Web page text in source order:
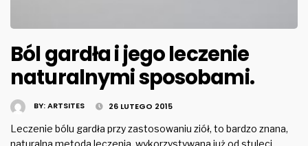
Ból gardła i jego leczenie
naturalnymi sposobami.
BY:ARTSITES 26 LUTEGO 2015
Leczenie bólu gardła przy zastosowaniu ziół, to bardzo znana,
naturalna metoda leczenia, wykorzystywana już od stuleci